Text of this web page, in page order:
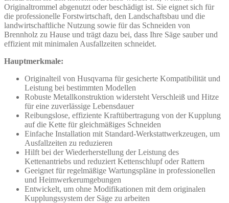
Originaltrommel abgenutzt oder beschädigt ist. Sie eignet sich für
die professionelle Forstwirtschaft, den Landschaftsbau und die
landwirtschaftliche Nutzung sowie für das Schneiden von
Brennholz zu Hause und trägt dazu bei, dass Ihre Säge sauber und
effizient mit minimalen Ausfallzeiten schneidet.
Hauptmerkmale:
Originalteil von Husqvarna für gesicherte Kompatibilität und
Leistung bei bestimmten Modellen
Robuste Metallkonstruktion widersteht Verschleiß und Hitze
für eine zuverlässige Lebensdauer
Reibungslose, effiziente Kraftübertragung von der Kupplung
auf die Kette für gleichmäßiges Schneiden
Einfache Installation mit Standard-Werkstattwerkzeugen, um
Ausfallzeiten zu reduzieren
Hilft bei der Wiederherstellung der Leistung des
Kettenantriebs und reduziert Kettenschlupf oder Rattern
Geeignet für regelmäßige Wartungspläne in professionellen
und Heimwerkerumgebungen
Entwickelt, um ohne Modifikationen mit dem originalen
Kupplungssystem der Säge zu arbeiten